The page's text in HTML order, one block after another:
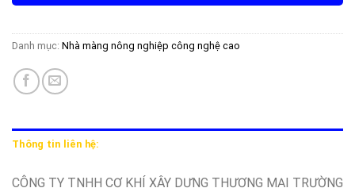
Danh mục: Nhà màng nông nghiệp công nghệ cao
Thông tin liên hệ:
CÔNG TY TNHH CƠ KHÍ XÂY DỰNG THƯƠNG MẠI TRƯỜNG